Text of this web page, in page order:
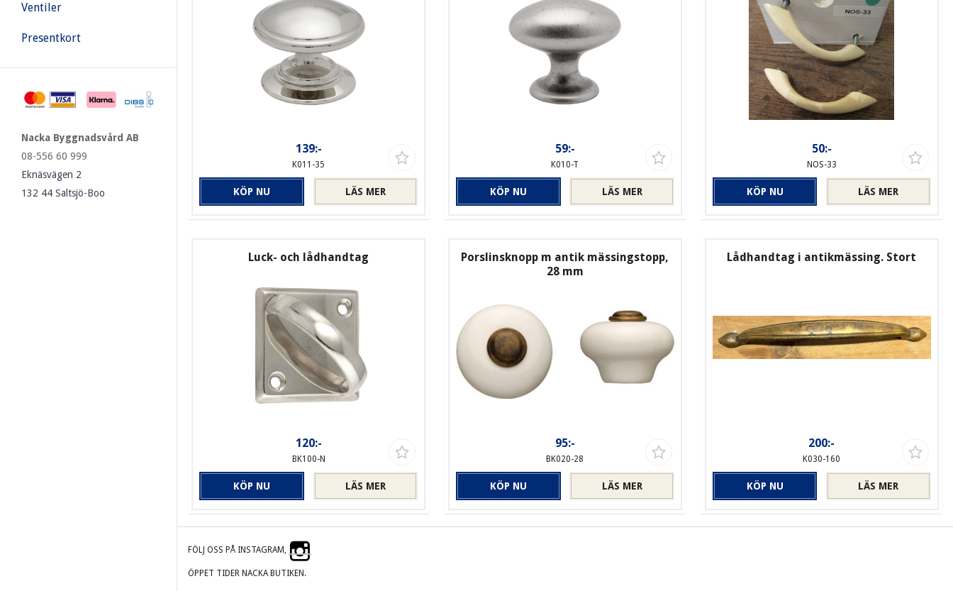
Ventiler
Presentkort
Nacka Byggnadsvård AB
08-556 60 999
Eknäsvägen 2
132 44 Saltsjö-Boo
139:-
K011-35
LÄS MER
KÖP NU
59:-
K010-T
LÄS MER
KÖP NU
50:-
NOS-33
LÄS MER
KÖP NU
Luck- och lådhandtag
120:-
BK100-N
LÄS MER
KÖP NU
Porslinsknopp m antik mässingstopp,
28 mm
95:-
BK020-28
LÄS MER
KÖP NU
Lådhandtag i antikmässing. Stort
200:-
K030-160
LÄS MER
KÖP NU
FÖLJ OSS PÅ INSTAGRAM,
ÖPPET TIDER NACKA BUTIKEN.